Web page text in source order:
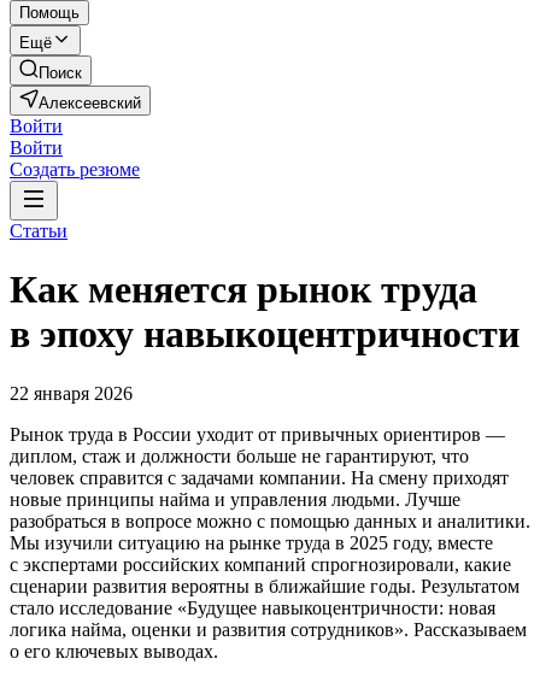
Помощь
Ещё
Поиск
Алексеевский
Войти
Войти
Создать резюме
Статьи
Как меняется рынок труда
в эпоху навыкоцентричности
22 января 2026
Рынок труда в России уходит от привычных ориентиров —
диплом, стаж и должности больше не гарантируют, что
человек справится с задачами компании. На смену приходят
новые принципы найма и управления людьми. Лучше
разобраться в вопросе можно с помощью данных и аналитики.
Мы изучили ситуацию на рынке труда в 2025 году, вместе
с экспертами российских компаний спрогнозировали, какие
сценарии развития вероятны в ближайшие годы. Результатом
стало исследование «Будущее навыкоцентричности: новая
логика найма, оценки и развития сотрудников». Рассказываем
о его ключевых выводах.